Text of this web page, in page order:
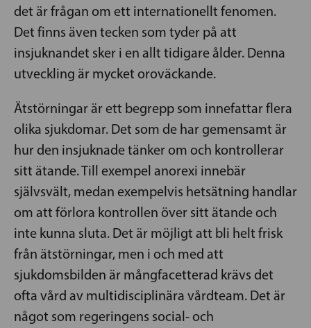
det är frågan om ett internationellt fenomen.
Det finns även tecken som tyder på att
insjuknandet sker i en allt tidigare ålder. Denna
utveckling är mycket oroväckande.
Ätstörningar är ett begrepp som innefattar flera
olika sjukdomar. Det som de har gemensamt är
hur den insjuknade tänker om och kontrollerar
sitt ätande. Till exempel anorexi innebär
självsvält, medan exempelvis hetsätning handlar
om att förlora kontrollen över sitt ätande och
inte kunna sluta. Det är möjligt att bli helt frisk
från ätstörningar, men i och med att
sjukdomsbilden är mångfacetterad krävs det
ofta vård av multidisciplinära vårdteam. Det är
något som regeringens social- och